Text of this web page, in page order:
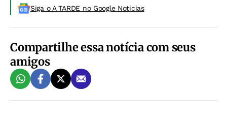
Siga o A TARDE no Google Noticias
Compartilhe essa notícia com seus
amigos